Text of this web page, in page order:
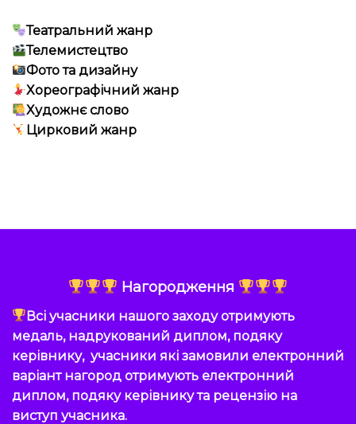
Театральний жанр
Телемистецтво
Фото та дизайну
Хореографічний жанр
Художнє слово
Цирковий жанр
Нагородження
Всі учасники нашого заходу отримують
медаль, надрукований диплом, подяку
керівнику, учасники які замовили електронний
варіант нагород отримують електронний
диплом, подяку керівнику та рецензію на
виступ учасника.